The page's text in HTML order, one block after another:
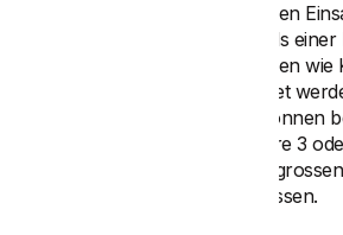
Anschaffungskosten. Durch den
kostengünstigen Lösung mittels
Roboterzelle können Materialien
Aluminium und Stahl bearbeitet
Verfahrwege von 5 Metern können
um jeweils weitere 3
werden und decken so einen
ab, ganz nach Ihren Bedürfnissen.